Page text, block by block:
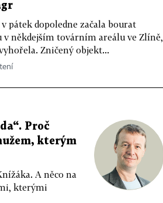
pátek dopoledne začala bourat
v někdejším továrním areálu ve Zlíně,
Zničený objekt...
Proč
kterým
A něco na
kterými